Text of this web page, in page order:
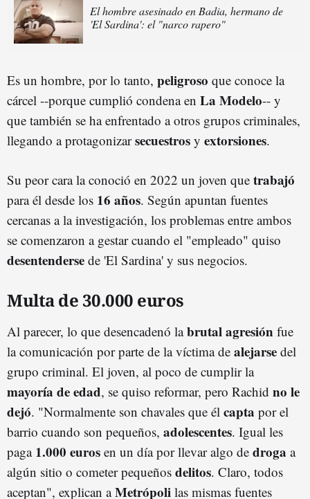
El hombre asesinado en Badia, hermano de
'El Sardina': el "narco rapero"
Es un hombre, por lo tanto, peligroso que conoce la
cárcel --porque cumplió condena en La Modelo-- y
que también se ha enfrentado a otros grupos criminales,
llegando a protagonizarsecuestros y extorsiones.
Su peor cara la conoció en 2022 un joven que trabajó
para él desde los 16 años. Según apuntan fuentes
cercanas a la investigación, los problemas entre ambos
se comenzaron a gestar cuando el "empleado" quiso
desentenderse de 'El Sardina' y sus negocios.
Multa de 30.000 euros
Al parecer, lo que desencadenó labrutal agresión fue
la comunicación por parte de la víctima de alejarse del
grupo criminal. El joven, al poco de cumplir la
mayoría de edad, se quiso reformar, pero Rachid no le
dejó. "Normalmente son chavales que él capta por el
barrio cuando son pequeños, adolescentes. Igual les
paga 1.000 euros en un día por llevar algo de droga a
algún sitio o cometer pequeños delitos. Claro, todos
aceptan", explican aMetrópoli las mismas fuentes